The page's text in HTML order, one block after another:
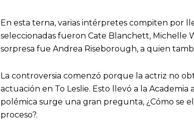
En esta terna, varias intérpretes compiten por
seleccionadas fueron Cate Blanchett, Michelle
sorpresa fue Andrea Riseborough, a quien
La controversia comenzó porque la actriz no
actuación en To Leslie. Esto llevó a la
polémica surge una gran pregunta, ¿Cómo se
proceso?.